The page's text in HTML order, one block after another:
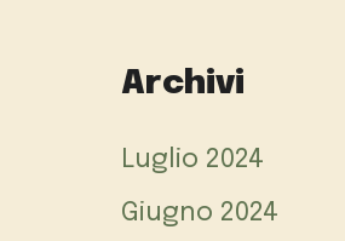
Archivi
Luglio 2024
Giugno 2024